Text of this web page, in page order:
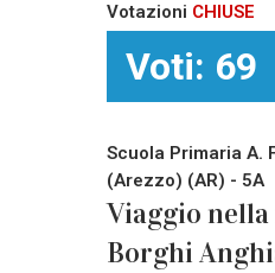
Votazioni CHIUSE
Voti: 69
Scuola Primaria A.
(Arezzo) (AR) - 5A
Viaggio nella
Borghi